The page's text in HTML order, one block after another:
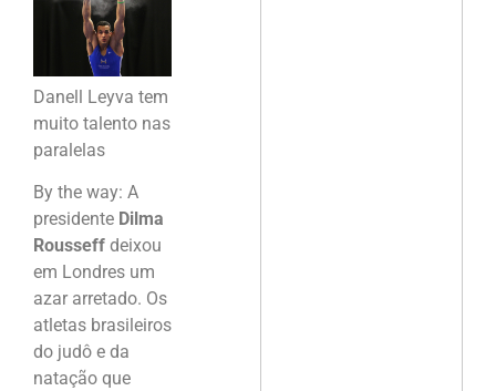
Danell Leyva tem
muito talento nas
paralelas
By the way: A
presidente Dilma
Rousseff deixou
em Londres um
azar arretado. Os
atletas brasileiros
do judô e da
natação que